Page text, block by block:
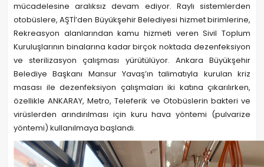
mücadelesine aralıksız devam ediyor. Raylı sistemlerden
otobüslere, AŞTİ’den Büyükşehir Belediyesi hizmet birimlerine,
Rekreasyon alanlarından kamu hizmeti veren Sivil Toplum
Kuruluşlarının binalarına kadar birçok noktada dezenfeksiyon
ve sterilizasyon çalışması yürütülüyor. Ankara Büyükşehir
Belediye Başkanı Mansur Yavaş’ın talimatıyla kurulan kriz
masası ile dezenfeksiyon çalışmaları iki katına çıkarılırken,
özellikle ANKARAY, Metro, Teleferik ve Otobüslerin bakteri ve
virüslerden arındırılması için kuru hava yöntemi (pulvarize
yöntemi) kullanılmaya başlandı.